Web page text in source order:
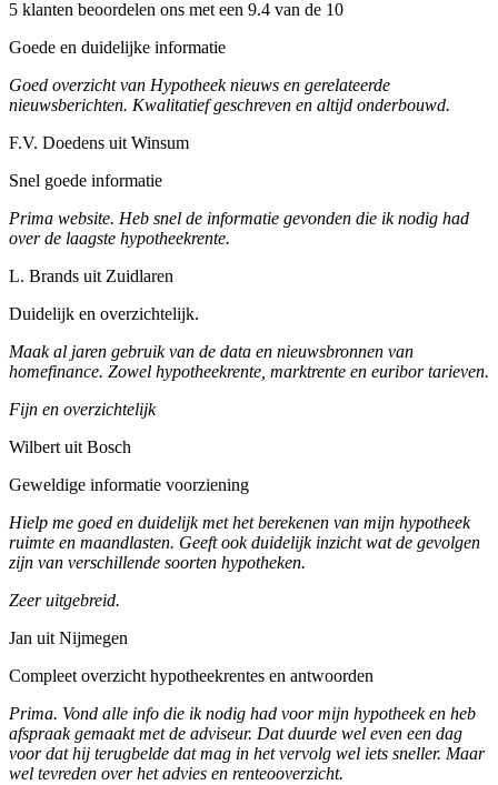
5 klanten beoordelen ons met een 9.4 van de 10
Goede en duidelijke informatie
Goed overzicht van Hypotheek nieuws en gerelateerde
nieuwsberichten. Kwalitatief geschreven en altijd onderbouwd.
F.V. Doedens uit Winsum
Snel goede informatie
Prima website. Heb snel de informatie gevonden die ik nodig had
over de laagste hypotheekrente.
L. Brands uit Zuidlaren
Duidelijk en overzichtelijk.
Maak al jaren gebruik van de data en nieuwsbronnen van
homefinance. Zowel hypotheekrente, marktrente en euribor tarieven.
Fijn en overzichtelijk
Wilbert uit Bosch
Geweldige informatie voorziening
Hielp me goed en duidelijk met het berekenen van mijn hypotheek
ruimte en maandlasten. Geeft ook duidelijk inzicht wat de gevolgen
zijn van verschillende soorten hypotheken.
Zeer uitgebreid.
Jan uit Nijmegen
Compleet overzicht hypotheekrentes en antwoorden
Prima. Vond alle info die ik nodig had voor mijn hypotheek en heb
afspraak gemaakt met de adviseur. Dat duurde wel even een dag
voor dat hij terugbelde dat mag in het vervolg wel iets sneller. Maar
wel tevreden over het advies en renteooverzicht.